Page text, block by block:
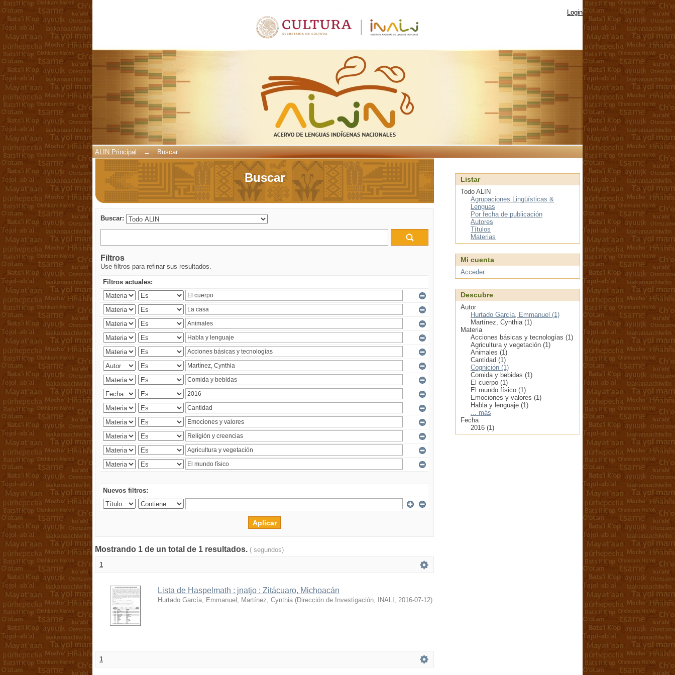
Login
ALIN Principal → Buscar
Buscar
Buscar:
Filtros
Use filtros para refinar sus resultados.
Filtros actuales:
Nuevos filtros:
Mostrando 1 de un total de 1 resultados. ( segundos)
1
Lista de Haspelmath : jnatjo : Zitácuaro, Michoacán
Hurtado García, Emmanuel ; Martínez, Cynthia (Dirección de Investigación, INALI , 2016-07-12)
1
Listar
Todo ALIN
Agrupaciones Lingüísticas &
Lenguas
Por fecha de publicación
Autores
Títulos
Materias
Mi cuenta
Acceder
Descubre
Autor
Hurtado García, Emmanuel (1)
Martínez, Cynthia (1)
Materia
Acciones básicas y tecnologías (1)
Agricultura y vegetación (1)
Animales (1)
Cantidad (1)
Cognición (1)
Comida y bebidas (1)
El cuerpo (1)
El mundo físico (1)
Emociones y valores (1)
Habla y lenguaje (1)
... más
Fecha
2016 (1)